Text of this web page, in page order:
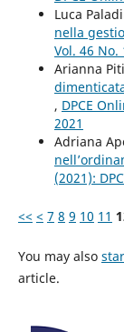
Luca
nella
Vol. 46 No.
Arianna
, DPCE
2021
Adriana
(2021):
<< < 7 8 9 10 11
You may also
article.